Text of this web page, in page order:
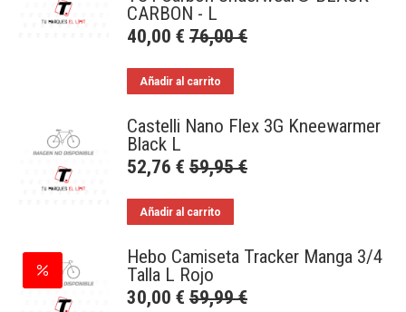
CARBON - L
40,00 € 76,00€
Añadir al carrito
Castelli Nano Flex 3G Kneewarmer
Black L
52,76 € 59,95€
Añadir al carrito
Hebo Camiseta Tracker Manga 3/4
Talla L Rojo
30,00 € 59,99€